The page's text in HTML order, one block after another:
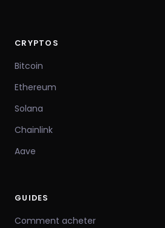
CRYPTOS
Bitcoin
Ethereum
Solana
Chainlink
Aave
GUIDES
Comment acheter